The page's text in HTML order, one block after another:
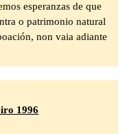
esperanzas de que
o patrimonio natural
non vaia adiante
1996